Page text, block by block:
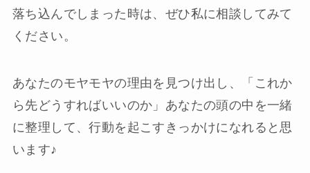
落ち込んでしまった時は、ぜひ私に相談してみて
ください。
あなたのモヤモヤの理由を見つけ出し、「これか
ら先どうすればいいのか」あなたの頭の中を一緒
に整理して、行動を起こすきっかけになれると思
います♪